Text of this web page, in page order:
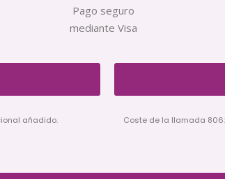
Pago seguro
mediante Visa
añadido. Coste de la llamada 806: